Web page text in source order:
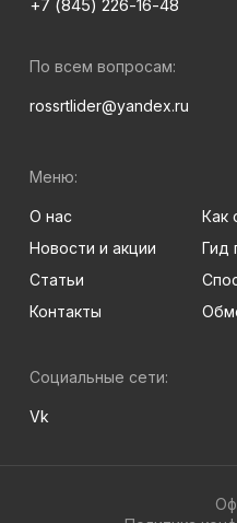
+7 (845) 226-16-48
По всем вопросам:
rossrtlider@yandex.ru
Меню:
О нас
Новости и акции
Статьи
Контакты
Как
Гид
Социальные сети:
Vk